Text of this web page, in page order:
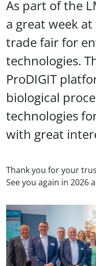
As part of the
a great week
trade fair for
technologies.
ProDIGIT
biological
technologies
with great
Thank you for your
See you again in 2026